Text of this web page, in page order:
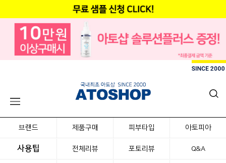
브랜드 제품구매 피부타입 아토피아
사용팁 전체리뷰 포토리뷰 Q&A